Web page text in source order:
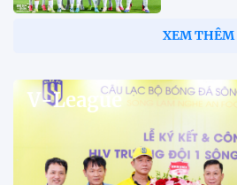
dịch
Dàn sao